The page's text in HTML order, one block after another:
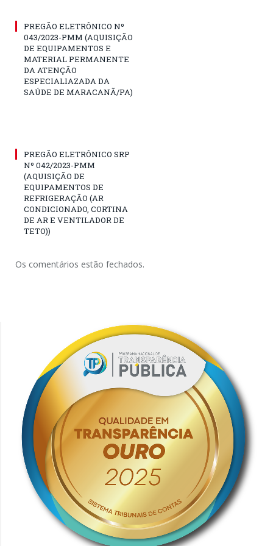
PREGÃO ELETRÔNICO Nº
043/2023-PMM (AQUISIÇÃO
DE EQUIPAMENTOS E
MATERIAL PERMANENTE
DA ATENÇÃO
ESPECIALIAZADA DA
SAÚDE DE MARACANÃ/PA)
PREGÃO ELETRÔNICO SRP
Nº 042/2023-PMM
(AQUISIÇÃO DE
EQUIPAMENTOS DE
REFRIGERAÇÃO (AR
CONDICIONADO, CORTINA
DE AR E VENTILADOR DE
TETO))
Os comentários estão fechados.